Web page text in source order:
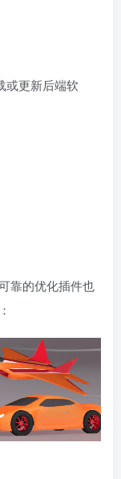
或更新后端软
靠的优化插件也